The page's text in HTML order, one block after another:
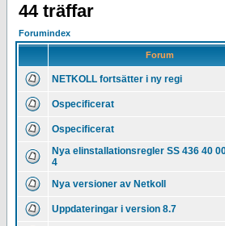
44 träffar
Forumindex
Forum
NETKOLL fortsätter i ny regi
Ospecificerat
Ospecificerat
Nya elinstallationsregler SS 436 40
4
Nya versioner av Netkoll
Uppdateringar i version 8.7